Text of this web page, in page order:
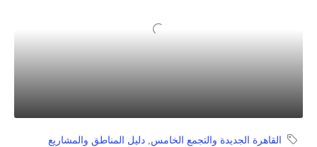
القاهرة الجديدة والتجمع الخامس, دليل المناطق والمشاريع